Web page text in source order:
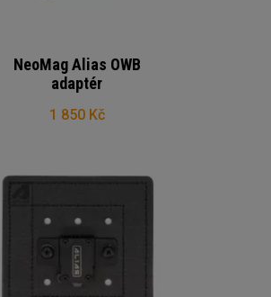
NeoMag Alias OWB
adaptér
1 850 Kč